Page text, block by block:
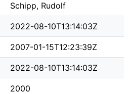
Schipp, Rudolf
2022-08-10T13:14:03Z
2007-01-15T12:23:39Z
2022-08-10T13:14:03Z
2000